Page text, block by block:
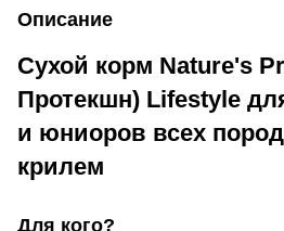
Описание
Сухой корм Nature's
Протекшн) Lifestyle
и юниоров всех
крилем
Для кого?